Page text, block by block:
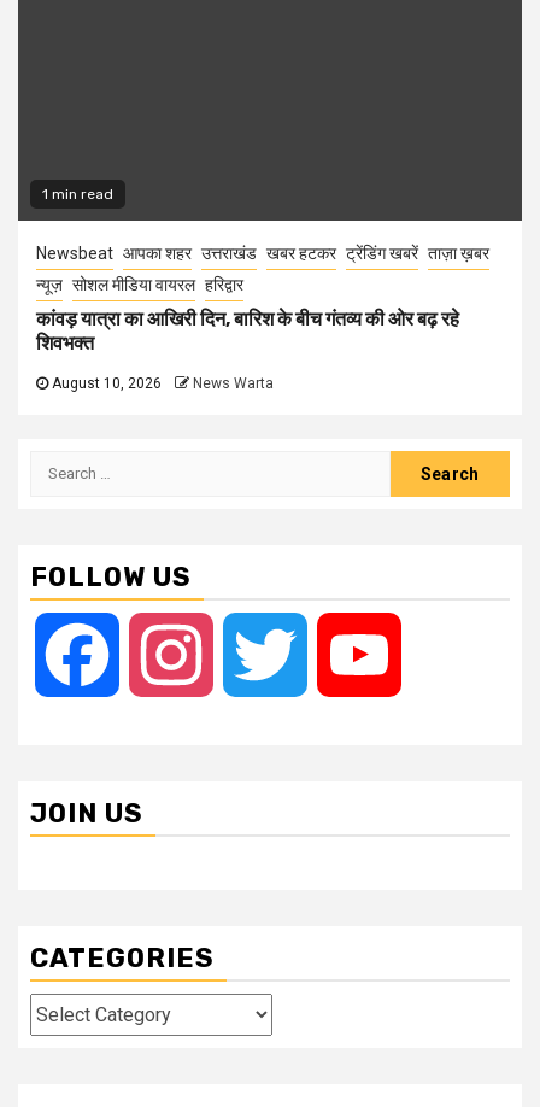
1 min read
Newsbeat आपका शहर उत्तराखंड खबर हटकर ट्रेंडिंग खबरें ताज़ा ख़बर
न्यूज़ सोशल मीडिया वायरल हरिद्वार
कांवड़ यात्रा का आखिरी दिन, बारिश के बीच गंतव्य की ओर बढ़ रहे
शिवभक्त
August 10, 2026 News Warta
Search
FOLLOW US
Facebook Instagram Twitter
JOIN US
CATEGORIES
Categories